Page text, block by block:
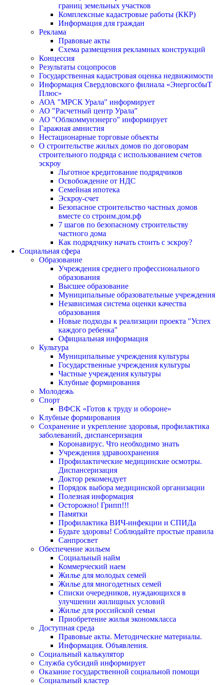
границ земельных участков
Комплексные кадастровые работы (ККР)
Информация для граждан
Реклама
Правовые акты
Схема размещения рекламных конструкций
Концессия
Результаты соцопросов
Государственная кадастровая оценка недвижимости
Информация Свердловского филиала «ЭнергосбыТ
Плюс»
АОА "МРСК Урала" информирует
АО "Расчетный центр Урала"
АО "Облкоммунэнерго" информирует
Гаражная амнистия
Нестационарные торговые объекты
О строительстве жилых домов по договорам
строительного подряда с использованием счетов
эскроу
Льготное кредитование подрядчиков
Освобождение от НДС
Семейная ипотека
Эскроу-счет
Безопасное строительство частных домов
вместе со строим.дом.рф
7 шагов по безопасному строительству
частного дома
Как подрядчику начать стоить с эскроу?
Социальная сфера
Образование
Учреждения среднего профессионального
образования
Высшее образование
Муниципальные образовательные учреждения
Независимая система оценки качества
образования
Новые подходы к реализации проекта "Успех
каждого ребенка"
Официальная информация
Культура
Муниципальные учреждения культуры
Государственные учреждения культуры
Частные учреждения культуры
Клубные формирования
Молодежь
Спорт
ВФСК «Готов к труду и обороне»
Клубные формирования
Сохранение и укрепление здоровья, профилактика
заболеваний, диспансеризация
Коронавирус. Что необходимо знать
Учреждения здравоохранения
Профилактические медицинские осмотры.
Диспансеризация
Доктор рекомендует
Порядок выбора медицинской организации
Полезная информация
Осторожно! Грипп!!!
Памятки
Профилактика ВИЧ-инфекции и СПИДа
Будьте здоровы! Соблюдайте простые правила
Санпросвет
Обеспечение жильем
Социальный найм
Коммерческий наем
Жилье для молодых семей
Жилье для многодетных семей
Списки очередников, нуждающихся в
улучшении жилищных условий
Жилье для российской семьи
Приобретение жилья экономкласса
Доступная среда
Правовые акты. Методические материалы.
Информация. Объявления.
Социальный калькулятор
Служба субсидий информирует
Оказание государственной социальной помощи
Социальный кластер